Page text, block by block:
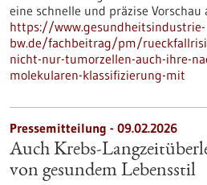
eine schnelle und präzise
https://www.gesundheitsindustrie-
bw.de/fachbeitrag/pm/
nicht-nur-tumorzellen-auch-ihre-
molekularen-klassifizierung-mit
Pressemitteilung - 09.02.2026
Auch Krebs-
von gesundem Lebensstil